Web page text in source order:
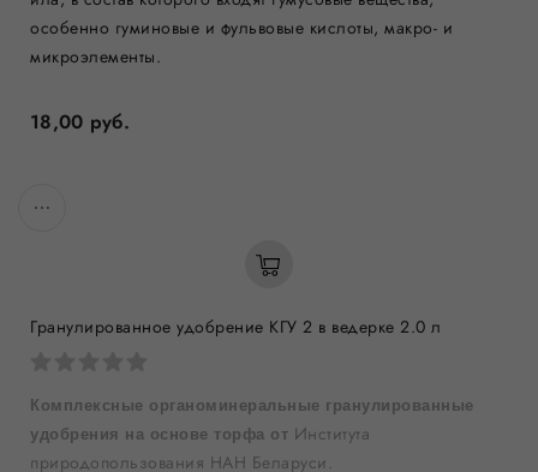
особенно гуминовые и фульвовые кислоты, макро- и
микроэлементы.
18,00 руб.
Гранулированное удобрение КГУ 2 в ведерке 2.0 л
Комплексные органоминеральные гранулированные
удобрения на основе торфа от Института
природопользования НАН Беларуси.